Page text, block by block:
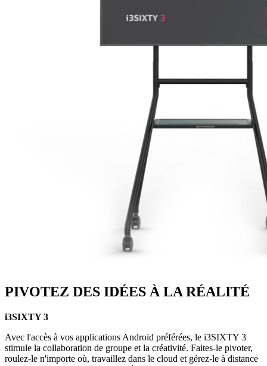
PIVOTEZ DES IDÉES À LA RÉALITÉ
i3SIXTY 3
Avec l'accès à vos applications Android préférées, le i3SIXTY 3
stimule la collaboration de groupe et la créativité. Faites-le pivoter,
roulez-le n'importe où, travaillez dans le cloud et gérez-le à distance